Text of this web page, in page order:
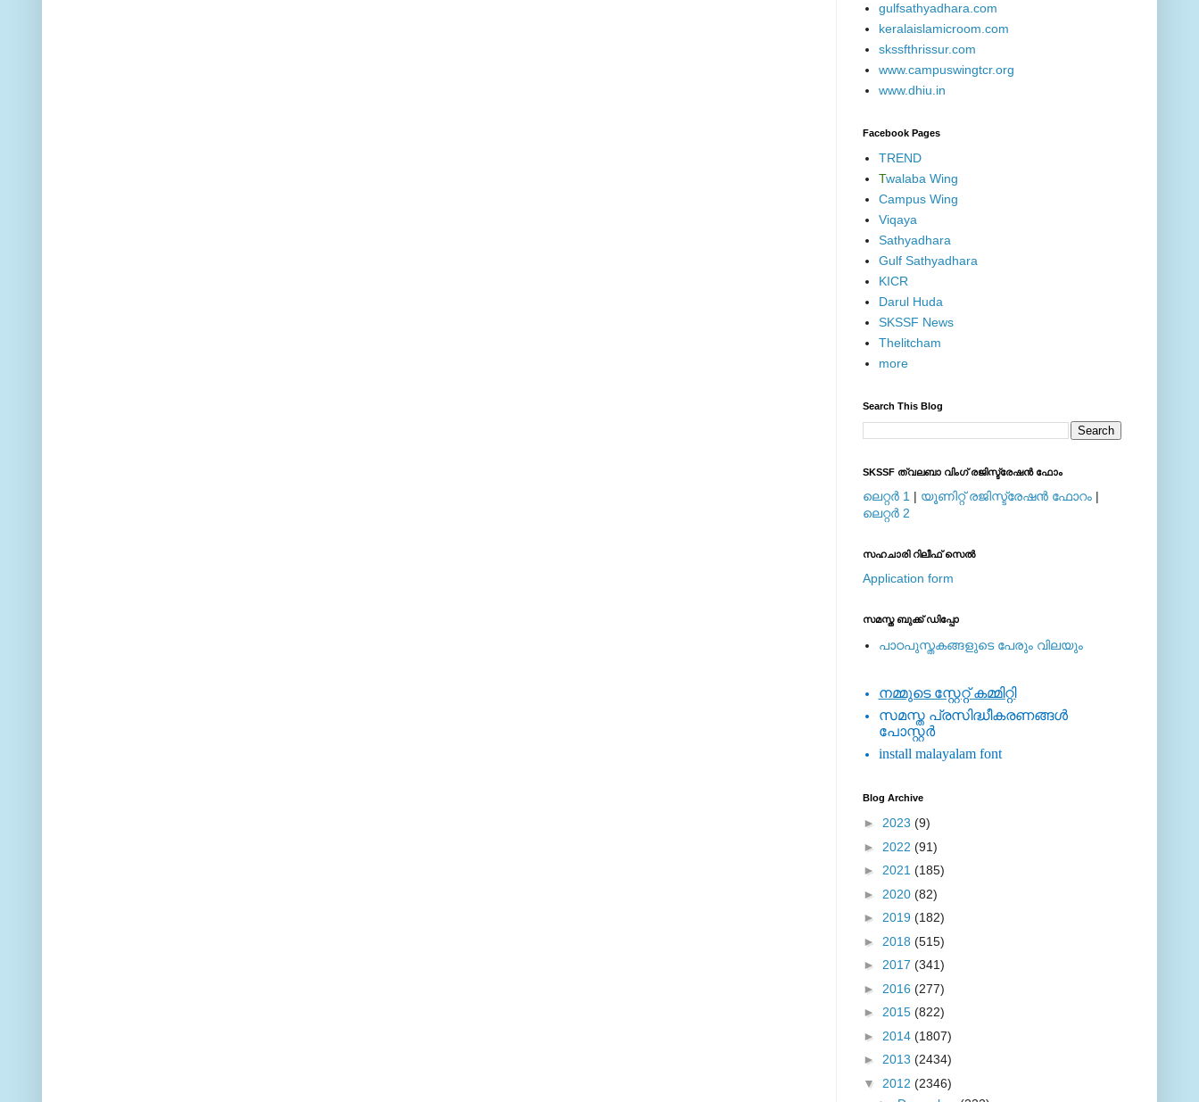
gulfsathyadhara.com
keralaislamicroom.com
skssfthrissur.com
www.campuswingtcr.org
www.dhiu.in
Facebook Pages
TREND
Twalaba Wing
Campus Wing
Viqaya
Sathyadhara
Gulf Sathyadhara
KICR
Darul Huda
SKSSF News
Thelitcham
more
Search This Blog
SKSSF ത്വലബാ വിംഗ് രജിസ്ട്രേഷന്‍ ഫോം
ലെറ്റര്‍ 1 | യൂണിറ്റ് രജിസ്ട്രേഷന്‍ ഫോറം |
ലെറ്റര്‍ 2
സഹചാരി റിലീഫ് സെല്‍
Application form
സമസ്ത ബുക്ക് ഡിപ്പോ
പാഠപുസ്തകങ്ങളുടെ പേരും വിലയും
നമ്മുടെ സ്റ്റേറ്റ് കമ്മിറ്റി
സമസ്ത പ്രസിദ്ധീകരണങ്ങള്‍
പോസ്റ്റര്‍
install malayalam font
Blog Archive
► 2023 (9)
► 2022 (91)
► 2021 (185)
► 2020 (82)
► 2019 (182)
► 2018 (515)
► 2017 (341)
► 2016 (277)
► 2015 (822)
► 2014 (1807)
► 2013 (2434)
▼ 2012 (2346)